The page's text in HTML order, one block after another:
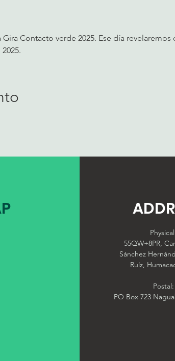
Contacto verde 2025. Ese día
55QW+8PR,
Sánchez
Ruíz,
Postal:
PO Box 723